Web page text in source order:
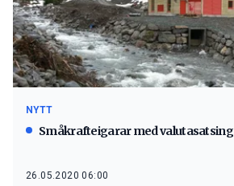
NYTT
Småkrafteigarar med valutasatsing
26.05.2020 06:00